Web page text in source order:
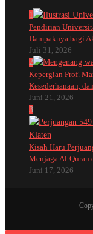
1
Pendirian
Dampaknya bagi
Juli 31, 2026
2
Kepergian Prof.
Kesederhanaan,
Juni 21, 2026
3
Kisah Haru
Menjaga Al-Quran
Juni 17, 2026